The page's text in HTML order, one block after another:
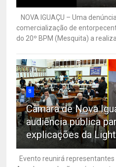
NOVA IGUAÇU – Uma
comercialização de
do 20º BPM (Mesquita) a
8
Câmara de Nova
audiência pública
explicações da
Evento reunirá representantes